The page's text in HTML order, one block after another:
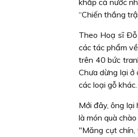
khắp cả nước
“Chiến thắng
Theo Hoạ sĩ
các tác phẩm
trên 40 bức
Chưa dừng lại
các loại gỗ khác.
Mới đây, ông
là món quà
"Măng cụt